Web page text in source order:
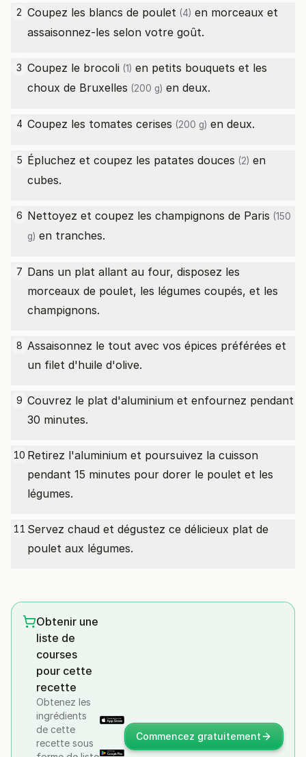
2 Coupez les blancs de poulet (4) en morceaux et
assaisonnez-les selon votre goût.
3 Coupez le brocoli (1) en petits bouquets et les
choux de Bruxelles (200 g) en deux.
4 Coupez les tomates cerises (200 g) en deux.
5 Épluchez et coupez les patates douces (2) en
cubes.
6 Nettoyez et coupez les champignons de Paris (150
g) en tranches.
7 Dans un plat allant au four, disposez les
morceaux de poulet, les légumes coupés, et les
champignons.
8 Assaisonnez le tout avec vos épices préférées et
un filet d'huile d'olive.
9 Couvrez le plat d'aluminium et enfournez pendant
30 minutes.
10 Retirez l'aluminium et poursuivez la cuisson
pendant 15 minutes pour dorer le poulet et les
légumes.
11 Servez chaud et dégustez ce délicieux plat de
poulet aux légumes.
Obtenir une
liste de
courses
pour cette
recette
Obtenez les
ingrédients
de cette
recette sous
Commencez gratuitement